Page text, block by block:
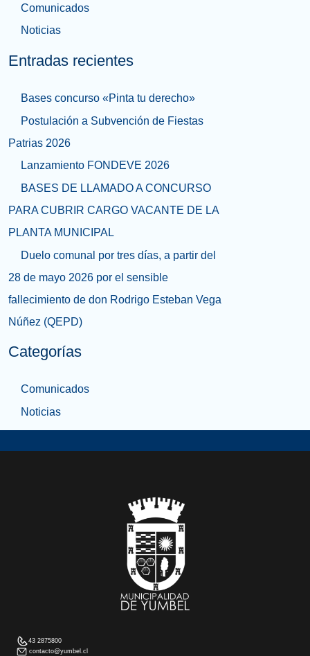
Comunicados
Noticias
Entradas recientes
Bases concurso «Pinta tu derecho»
Postulación a Subvención de Fiestas
Patrias 2026
Lanzamiento FONDEVE 2026
BASES DE LLAMADO A CONCURSO
PARA CUBRIR CARGO VACANTE DE LA
PLANTA MUNICIPAL
Duelo comunal por tres días, a partir del
28 de mayo 2026 por el sensible
fallecimiento de don Rodrigo Esteban Vega
Núñez (QEPD)
Categorías
Comunicados
Noticias
43 2875800
contacto@yumbel.cl